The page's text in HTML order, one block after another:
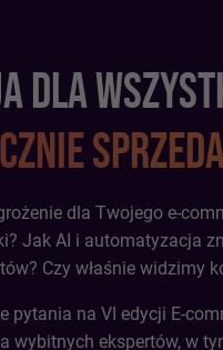
DLA
dla Twojego e-
Jak AI i automatyzacja
Czy właśnie widzimy
pytania na VI edycji E-
wybitnych ekspertów, w